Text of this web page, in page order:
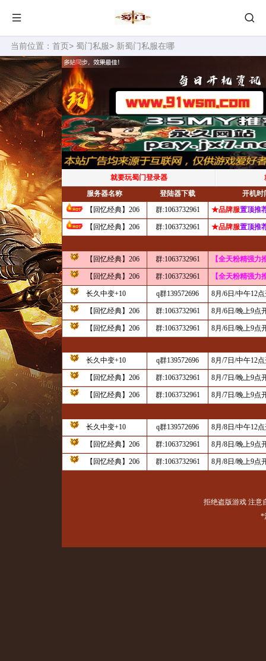
当前位置： 首页> 蜀门私服> 新蜀门私服在哪